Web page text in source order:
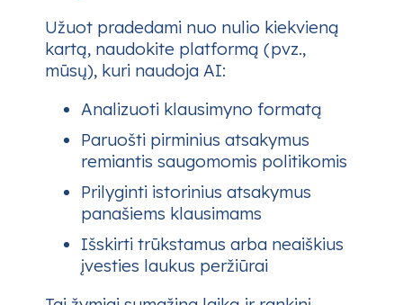
Užuot pradedami nuo nulio kiekvieną
kartą, naudokite platformą (pvz.,
mūsų), kuri naudoja AI:
Analizuoti klausimyno formatą
Paruošti pirminius atsakymus
remiantis saugomomis politikomis
Prilyginti istorinius atsakymus
panašiems klausimams
Išskirti trūkstamus arba neaiškius
įvesties laukus peržiūrai